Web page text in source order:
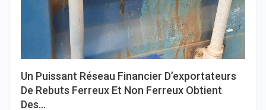
Un Puissant Réseau Financier D’exportateurs
De Rebuts Ferreux Et Non Ferreux Obtient
Des…